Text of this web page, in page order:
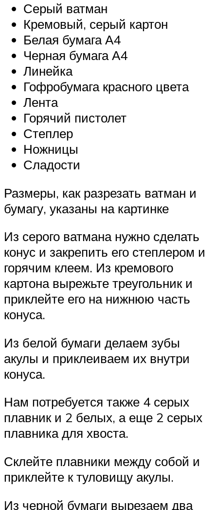
Серый ватман
Кремовый, серый картон
Белая бумага А4
Черная бумага А4
Линейка
Гофробумага красного цвета
Лента
Горячий пистолет
Степлер
Ножницы
Сладости
Размеры, как разрезать ватман и
бумагу, указаны на картинке
Из серого ватмана нужно сделать
конус и закрепить его степлером и
горячим клеем. Из кремового
картона вырежьте треугольник и
приклейте его на нижнюю часть
конуса.
Из белой бумаги делаем зубы
акулы и приклеиваем их внутри
конуса.
Нам потребуется также 4 серых
плавник и 2 белых, а еще 2 серых
плавника для хвоста.
Склейте плавники между собой и
приклейте к туловищу акулы.
Из черной бумаги вырезаем два